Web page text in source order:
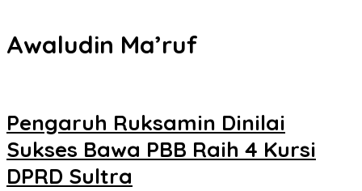
Awaludin Ma’ruf
Pengaruh Ruksamin Dinilai
Sukses Bawa PBB Raih 4 Kursi
DPRD Sultra